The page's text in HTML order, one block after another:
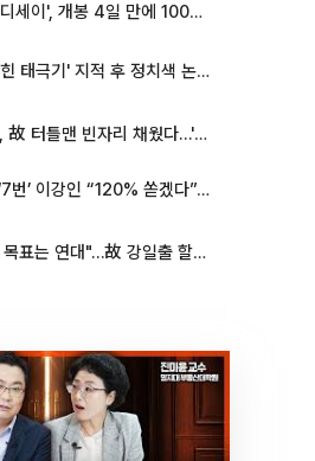
놀란 감독 '오디세이', 개봉 4일 만에 100만 돌파⋯'왕사남' 보다 빠르다
김희철, '뒤집힌 태극기' 지적 후 정치색 논란…"좌우 떠나 우리나라 국기"
'불명' 문세윤, 故 터틀맨 빈자리 채웠다…'거북이' 눈물의 최종 우승
AT마드리드 ‘7번’ 이강인 “120% 쏟겠다”⋯시메오네 감독 “필요한 선수”
추미애 "우리 목표는 연대"…故 강일출 할머니 흉상 제막